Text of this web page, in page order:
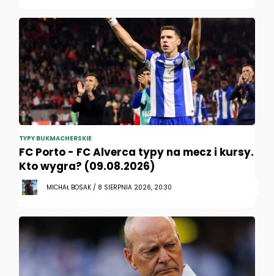
TYPY BUKMACHERSKIE
FC Porto - FC Alverca typy na mecz i kursy.
Kto wygra? (09.08.2026)
MICHAŁ BOSAK / 8 SIERPNIA 2026, 20:30